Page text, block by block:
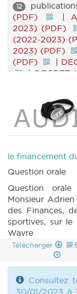
12
(PDF)
|
2023) (PDF)
(2022-2023)
2023) (PDF)
(PDF)
|
|DECRET
92 (2022-
2023) (PDF)
le financement
Question orale
Question
Monsieur
des Finances,
sportives, sur
Wavre
Télécharger
Consultez
30/01/2023 à